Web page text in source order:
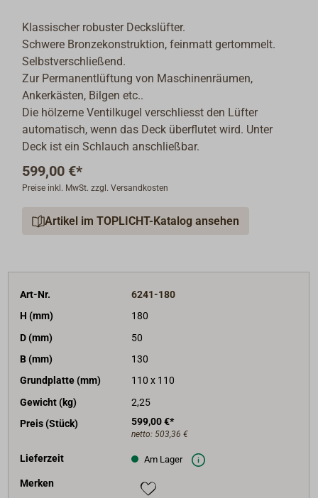
Klassischer robuster Deckslüfter.
Schwere Bronzekonstruktion, feinmatt gertommelt.
Selbstverschließend.
Zur Permanentlüftung von Maschinenräumen,
Ankerkästen, Bilgen etc..
Die hölzerne Ventilkugel verschliesst den Lüfter
automatisch, wenn das Deck überflutet wird. Unter
Deck ist ein Schlauch anschließbar.
599,00 €*
Preise inkl. MwSt. zzgl. Versandkosten
Artikel im TOPLICHT-Katalog ansehen
Art-Nr.
6241-180
H (mm)
180
D (mm)
50
B (mm)
130
Grundplatte (mm)
110 x 110
Gewicht (kg)
2,25
Preis (Stück)
599,00 €*
netto: 503,36 €
Lieferzeit Am Lager
Merken